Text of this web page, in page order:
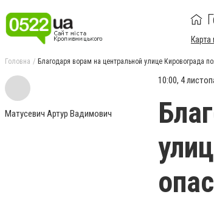
Карта
Головна Благодаря ворам на центральной улице Кировограда
Матусевич Артур Вадимович
10:00, 4